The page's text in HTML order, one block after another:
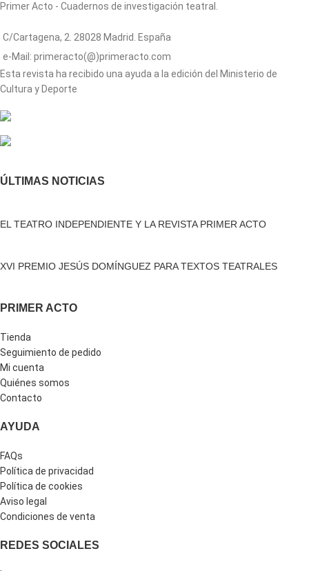
Primer Acto - Cuadernos de investigación teatral.
C/Cartagena, 2. 28028 Madrid. España
e-Mail: primeracto(@)primeracto.com
Esta revista ha recibido una ayuda a la edición del Ministerio de
Cultura y Deporte
ÚLTIMAS NOTICIAS
EL TEATRO INDEPENDIENTE Y LA REVISTA PRIMER ACTO
XVI PREMIO JESÚS DOMÍNGUEZ PARA TEXTOS TEATRALES
PRIMER ACTO
Tienda
Seguimiento de pedido
Mi cuenta
Quiénes somos
Contacto
AYUDA
FAQs
Política de privacidad
Política de cookies
Aviso legal
Condiciones de venta
REDES SOCIALES